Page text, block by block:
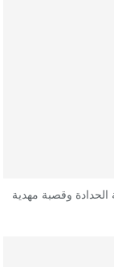
الحدادة وقصبة مهدية